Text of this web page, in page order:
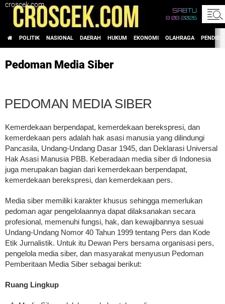
croscek.com
SABTU
8 08 2026
POLITIK NASIONAL DAERAH HUKUM EKONOMI OLAHRAGA
Pedoman Media Siber
PEDOMAN MEDIA SIBER
Kemerdekaan berpendapat, kemerdekaan berekspresi, dan
kemerdekaan pers adalah hak asasi manusia yang dilindungi
Pancasila, Undang-Undang Dasar 1945, dan Deklarasi Universal
Hak Asasi Manusia PBB. Keberadaan media siber di Indonesia
juga merupakan bagian dari kemerdekaan berpendapat,
kemerdekaan berekspresi, dan kemerdekaan pers.
Media siber memiliki karakter khusus sehingga memerlukan
pedoman agar pengelolaannya dapat dilaksanakan secara
profesional, memenuhi fungsi, hak, dan kewajibannya sesuai
Undang-Undang Nomor 40 Tahun 1999 tentang Pers dan Kode
Etik Jurnalistik. Untuk itu Dewan Pers bersama organisasi pers,
pengelola media siber, dan masyarakat menyusun Pedoman
Pemberitaan Media Siber sebagai berikut:
Ruang Lingkup